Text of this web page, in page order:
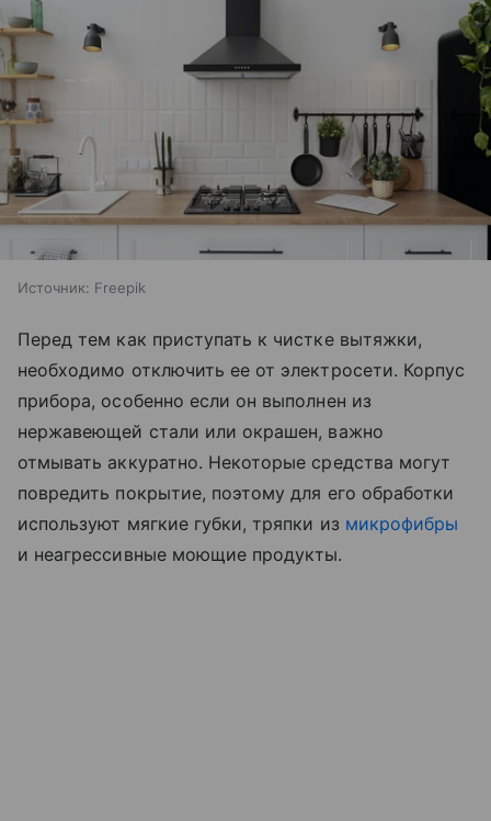
Источник: Freepik
Перед тем как приступать к чистке вытяжки,
необходимо отключить ее от электросети. Корпус
прибора, особенно если он выполнен из
нержавеющей стали или окрашен, важно
отмывать аккуратно. Некоторые средства могут
повредить покрытие, поэтому для его обработки
используют мягкие губки, тряпки из микрофибры
и неагрессивные моющие продукты.